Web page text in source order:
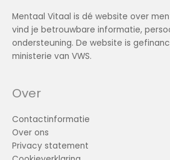
Mentaal Vitaal is dé website over
vind je betrouwbare informatie,
ondersteuning. De website is
ministerie van VWS.
Over
Contactinformatie
Over ons
Privacy statement